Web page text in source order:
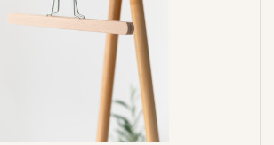
padding:10px 12px; color:#495156; font-
font-size:13px; } .rk-btnlink:hover{
text-decoration:none; } @media
.rk-wear-grid{ grid-template-
} .rk-wear-card{ padding:16px 12px; } }
14px; color:rgba(10,10,10,.78); } .rk-chips{
gap:8px; margin:10px 0 0; } .rk-
border:1px solid #D9D0CA;
border-radius:999px; padding:6px 10px;
* Vhodné pro – styl jako homepage sekce
grid{ display:grid; grid-template-
gap:14px; margin-top:12px; } .rk-wear-
text-align:center; text-decoration:none;